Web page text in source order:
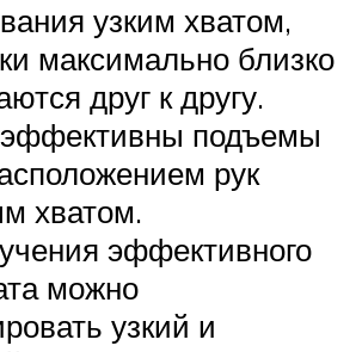
узким хватом,
максимально близко
друг к другу.
подъемы
рук
хватом.
эффективного
можно
узкий и